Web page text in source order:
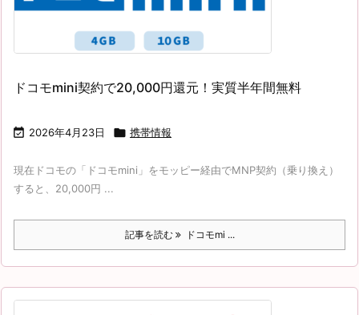
ドコモmini契約で20,000円還元！実質半年間無料
 2026年4月23日  携帯情報
現在ドコモの「ドコモmini」をモッピー経由でMNP契約（乗り換え）
すると、20,000円 ...
記事を読む ドコモmi ...